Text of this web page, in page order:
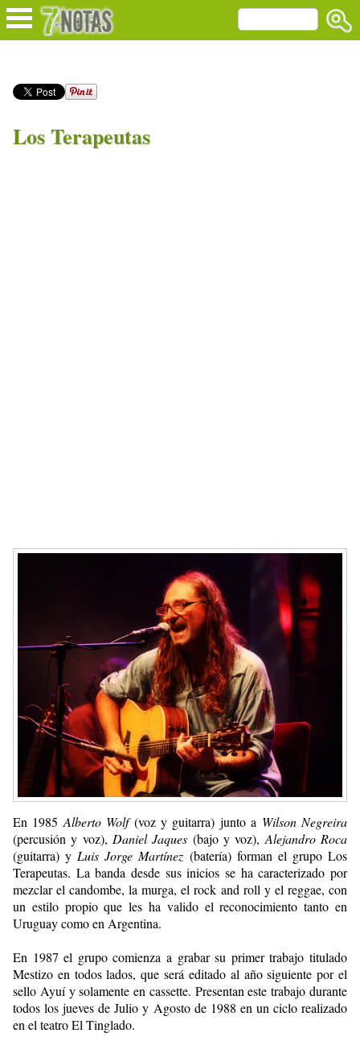
Los Terapeutas
En 1985 Alberto Wolf(voz y guitarra) junto a Wilson Negreira
(percusión y voz), Daniel Jaques (bajo y voz), Alejandro Roca
(guitarra) y Luis Jorge Martínez (batería) forman el grupo Los
Terapeutas. La banda desde sus inicios se ha caracterizado por
mezclar el candombe, la murga, el rock and roll y el reggae, con
un estilo propio que les ha valido el reconocimiento tanto en
Uruguay como en Argentina.
En 1987 el grupo comienza a grabar su primer trabajo titulado
Mestizo en todos lados, que será editado al año siguiente por el
sello Ayuí y solamente en cassette. Presentan este trabajo durante
todos los jueves de Julio y Agosto de 1988 en un ciclo realizado
en el teatro El Tinglado.